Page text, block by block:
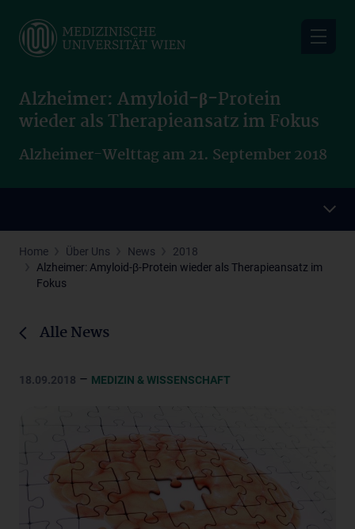
main
Alzheimer: Amyloid-β-Protein
wieder als Therapieansatz im Fokus
Alzheimer-Welttag am 21. September 2018
Home Über Uns News
2018
Alzheimer: Amyloid-β-Protein wieder als Therapieansatz im
Fokus
Alle News
18.09.2018 – MEDIZIN & WISSENSCHAFT